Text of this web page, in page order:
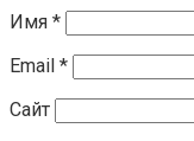
Имя *
Email *
Сайт